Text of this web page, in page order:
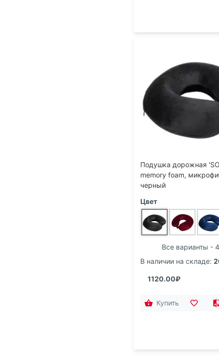
Подушка дорожная
memory foam,
черный
Цвет
Все варианты -
В наличии на складе:
1120.00₽
Купить